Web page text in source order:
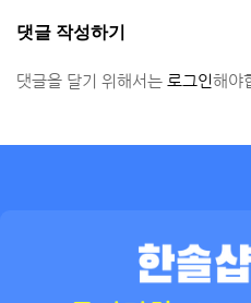
댓글 작성하기
댓글을 달기 위해서는 로그인해야